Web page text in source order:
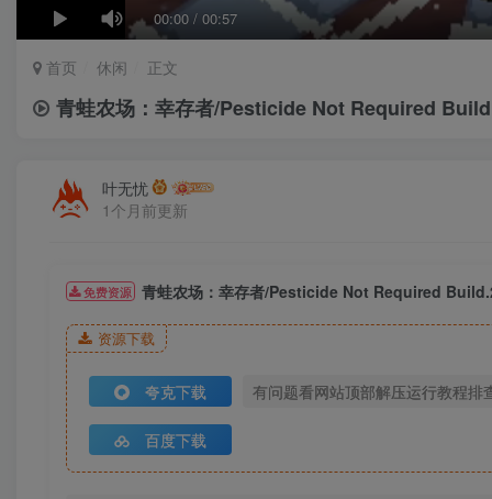
00:00 / 00:57
首页 休闲 正文
青蛙农场：幸存者/Pesticide Not Required
叶无忧
1个月前更新
免费资源 青蛙农场：幸存者/Pesticide Not Required
资源下载
夸克下载 有问题看网站顶部解压运行教程排
百度下载